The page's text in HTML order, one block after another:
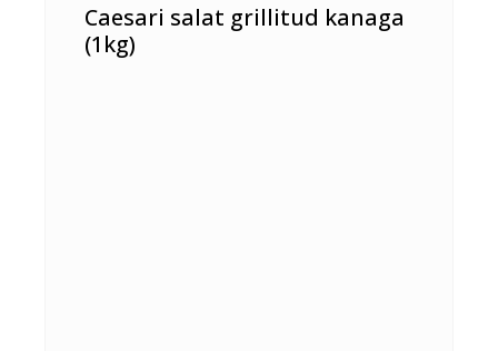
Caesari salat grillitud kanaga
(1kg)